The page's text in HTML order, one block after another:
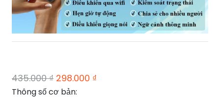
435.000₫ Giá
gốc
298.000 ₫
Thông số cơ bản: